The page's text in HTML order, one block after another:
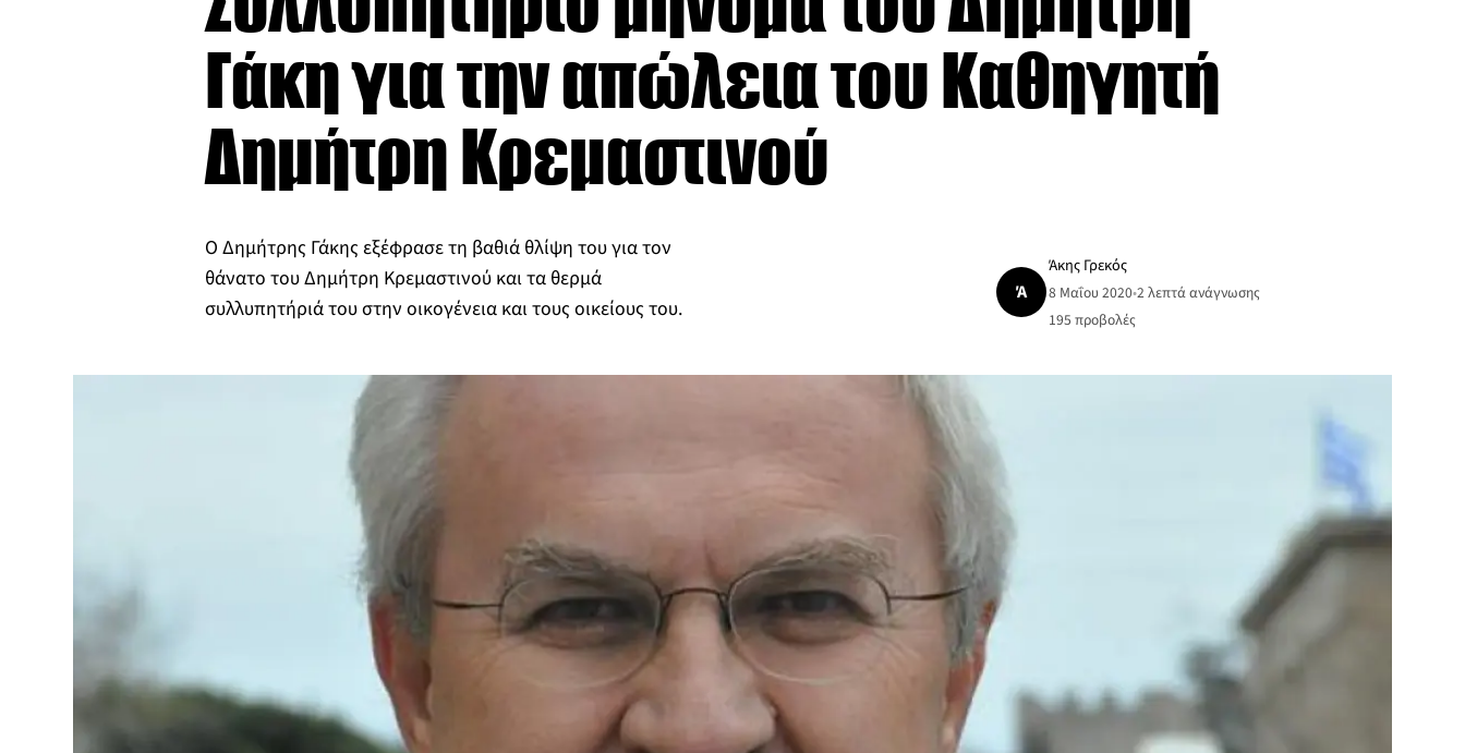
Γάκη για την απώλεια του Καθηγητή
Δημήτρη Κρεμαστινού
Ο Δημήτρης Γάκης εξέφρασε τη βαθιά θλίψη του για τον
θάνατο του Δημήτρη Κρεμαστινού και τα θερμά
συλλυπητήριά του στην οικογένεια και τους οικείους του.
Ά
Άκης Γρεκός
8 Μαΐου 2020•2 λεπτά ανάγνωσης
195 προβολές